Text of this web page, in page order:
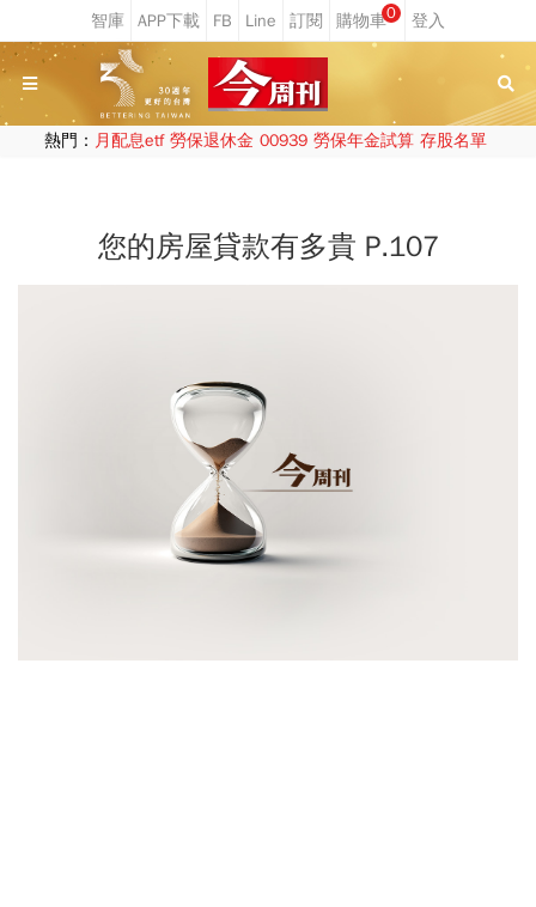
0
熱門： 月配息etf 勞保退休金 00939 勞保年金試算 存股名單
您的房屋貸款有多貴 P.107